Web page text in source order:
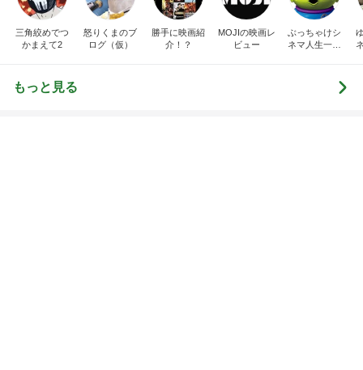
三角絞めでつ
かまえて2
怒りくまのブ
ログ（仮）
勝手に映画紹
介！？
MOJIの映画レ
ビュー
ぶっちゃけシ
ネマ人生一直
もっと見る